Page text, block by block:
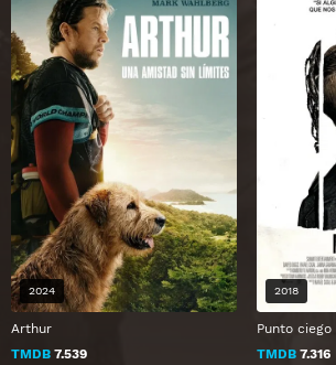
Arthur
TMDB 7.539
2024
Punto ciego
TMDB 7.316
2018